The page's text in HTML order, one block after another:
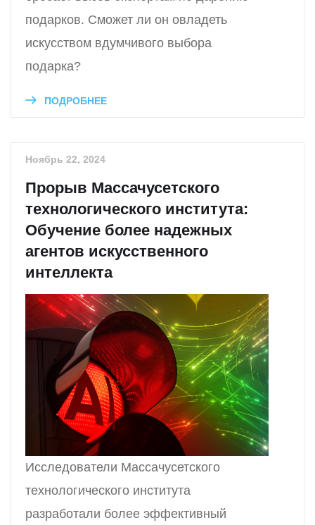
подарков. Сможет ли он овладеть
искусством вдумчивого выбора
подарка?
ПОДРОБНЕЕ
Ноябрь 22, 2024
Прорыв Массачусетского
технологического института:
Обучение более надежных
агентов искусственного
интеллекта
Исследователи Массачусетского
технологического института
разработали более эффективный